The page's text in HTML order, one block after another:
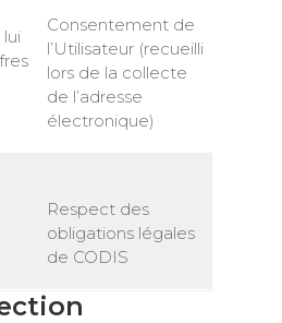
lui
Consentement de
l’Utilisateur (recueilli
lors de la collecte
de l’adresse
électronique)
Respect des
obligations légales
de CODIS